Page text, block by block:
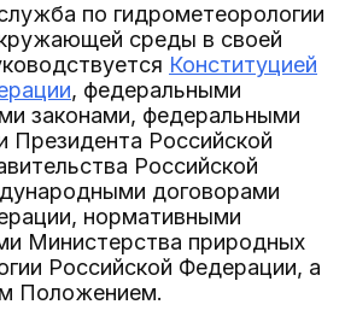
по гидрометеорологии
среды в своей
Конституцией
, федеральными
законами, федеральными
Президента Российской
Российской
договорами
нормативными
Министерства природных
Российской Федерации, а
Положением.